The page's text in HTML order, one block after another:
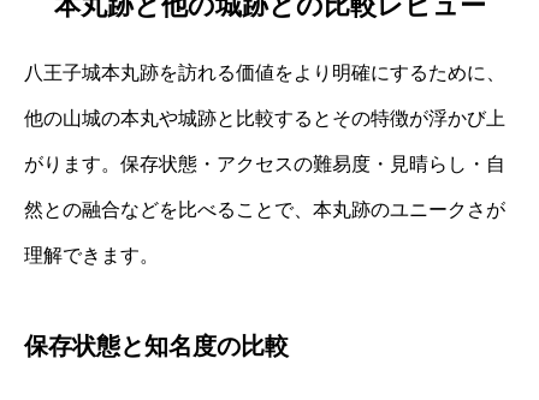
八王子城本丸跡を訪れる価値をより明確にするために、
他の山城の本丸や城跡と比較するとその特徴が浮かび上
がります。保存状態・アクセスの難易度・見晴らし・自
然との融合などを比べることで、本丸跡のユニークさが
理解できます。
保存状態と知名度の比較